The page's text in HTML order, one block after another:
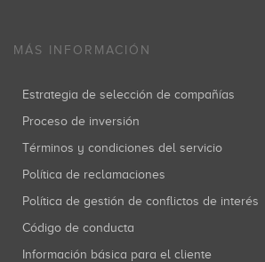
MÁS INFORMACIÓN
Estrategia de selección de compañías
Proceso de inversión
Términos y condiciones del servicio
Política de reclamaciones
Política de gestión de conflictos de interés
Código de conducta
Información básica para el cliente